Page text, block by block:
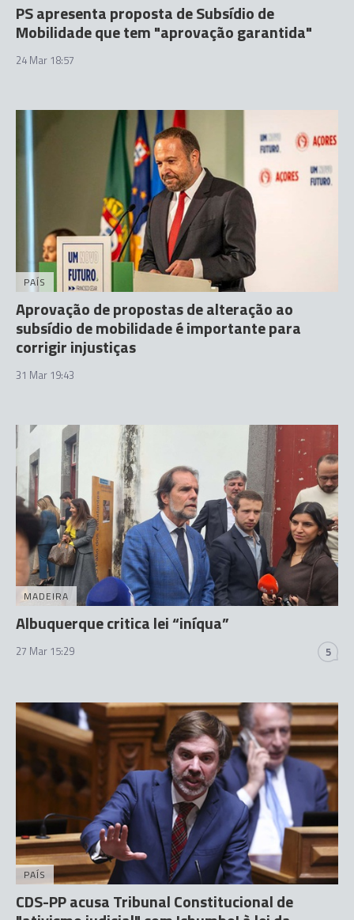
PS apresenta proposta de Subsídio de
Mobilidade que tem "aprovação garantida"
24 Mar 18:57
PAÍS
Aprovação de propostas de alteração ao
subsídio de mobilidade é importante para
corrigir injustiças
31 Mar 19:43
MADEIRA
Albuquerque critica lei “iníqua”
27 Mar 15:29 5
PAÍS
CDS-PP acusa Tribunal Constitucional de